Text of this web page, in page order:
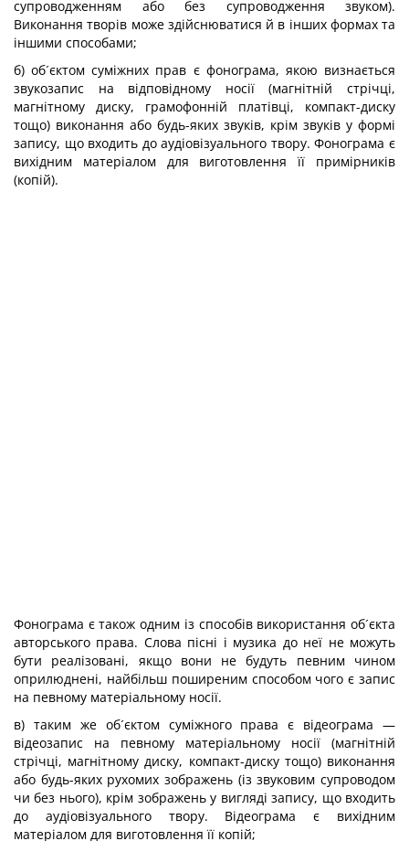
супроводженням або без супроводження звуком).
Виконання творів може здійснюватися й в інших формах та
іншими способами;
б) об´єктом суміжних прав є фонограма, якою визнається
звукозапис на відповідному носії (магнітній стрічці,
магнітному диску, грамофонній платівці, компакт-диску
тощо) виконання або будь-яких звуків, крім звуків у формі
запису, що входить до аудіовізуального твору. Фонограма є
вихідним матеріалом для виготовлення її примірників
(копій).
Фонограма є також одним із способів використання об´єкта
авторського права. Слова пісні і музика до неї не можуть
бути реалізовані, якщо вони не будуть певним чином
оприлюднені, найбільш поширеним способом чого є запис
на певному матеріальному носії.
в) таким же об´єктом суміжного права є відеограма —
відеозапис на певному матеріальному носії (магнітній
стрічці, магнітному диску, компакт-диску тощо) виконання
або будь-яких рухомих зображень (із звуковим супроводом
чи без нього), крім зображень у вигляді запису, що входить
до аудіовізуального твору. Відеограма є вихідним
матеріалом для виготовлення її копій;